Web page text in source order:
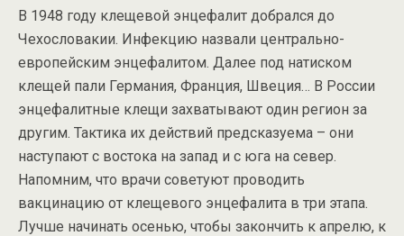
В 1948 году клещевой энцефалит добрался до
Чехословакии. Инфекцию назвали центрально-
европейским энцефалитом. Далее под натиском
клещей пали Германия, Франция, Швеция… В России
энцефалитные клещи захватывают один регион за
другим. Тактика их действий предсказуема – они
наступают с востока на запад и с юга на север.
Напомним, что врачи советуют проводить
вакцинацию от клещевого энцефалита в три этапа.
Лучше начинать осенью, чтобы закончить к апрелю, к